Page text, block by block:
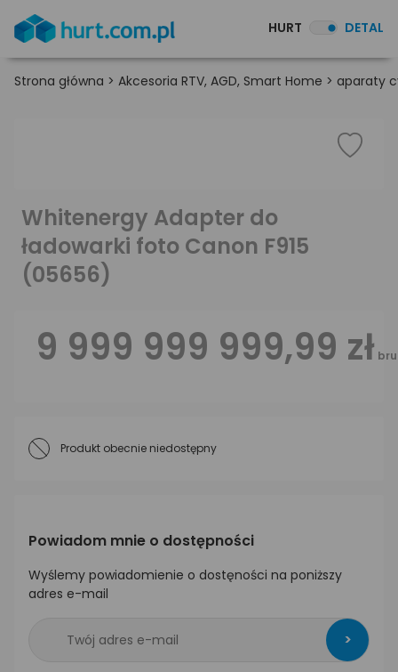
HURT DETAL
Strona główna > Akcesoria RTV, AGD, Smart Home > aparaty
Whitenergy Adapter do
ładowarki foto Canon F915
(05656)
9 999 999 999,99 zł
Produkt obecnie niedostępny
Powiadom mnie o dostępności
Wyślemy powiadomienie o dostęności na poniższy
adres e-mail
>